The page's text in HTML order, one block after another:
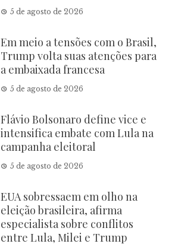
5 de agosto de 2026
Em meio a tensões com o Brasil,
Trump volta suas atenções para
a embaixada francesa
5 de agosto de 2026
Flávio Bolsonaro define vice e
intensifica embate com Lula na
campanha eleitoral
5 de agosto de 2026
EUA sobressaem em olho na
eleição brasileira, afirma
especialista sobre conflitos
entre Lula, Milei e Trump